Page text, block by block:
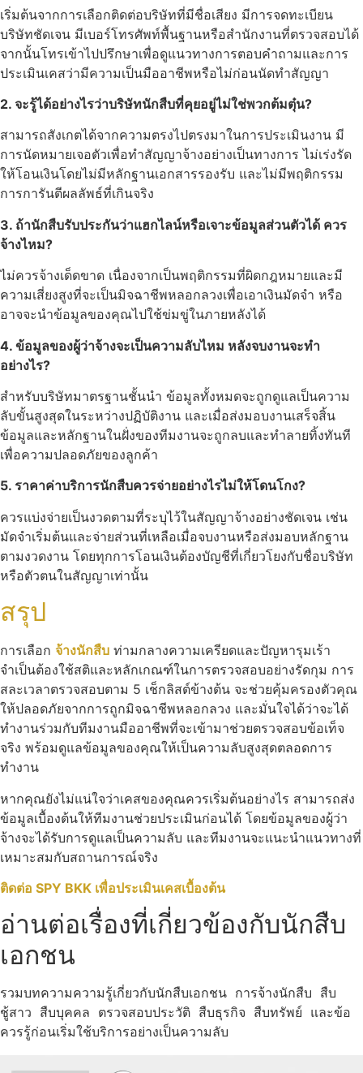
เริ่มต้นจากการเลือกติดต่อบริษัทที่มีชื่อเสียง มีการจดทะเบียน
บริษัทชัดเจน มีเบอร์โทรศัพท์พื้นฐานหรือสำนักงานที่ตรวจสอบได้
จากนั้นโทรเข้าไปปรึกษาเพื่อดูแนวทางการตอบคำถามและการ
ประเมินเคสว่ามีความเป็นมืออาชีพหรือไม่ก่อนนัดทำสัญญา
2. จะรู้ได้อย่างไรว่าบริษัทนักสืบที่คุยอยู่ไม่ใช่พวกต้มตุ๋น?
สามารถสังเกตได้จากความตรงไปตรงมาในการประเมินงาน มี
การนัดหมายเจอตัวเพื่อทำสัญญาจ้างอย่างเป็นทางการ ไม่เร่งรัด
ให้โอนเงินโดยไม่มีหลักฐานเอกสารรองรับ และไม่มีพฤติกรรม
การการันตีผลลัพธ์ที่เกินจริง
3. ถ้านักสืบรับประกันว่าแฮกไลน์หรือเจาะข้อมูลส่วนตัวได้ ควร
จ้างไหม?
ไม่ควรจ้างเด็ดขาด เนื่องจากเป็นพฤติกรรมที่ผิดกฎหมายและมี
ความเสี่ยงสูงที่จะเป็นมิจฉาชีพหลอกลวงเพื่อเอาเงินมัดจำ หรือ
อาจจะนำข้อมูลของคุณไปใช้ข่มขู่ในภายหลังได้
4. ข้อมูลของผู้ว่าจ้างจะเป็นความลับไหม หลังจบงานจะทำ
อย่างไร?
สำหรับบริษัทมาตรฐานชั้นนำ ข้อมูลทั้งหมดจะถูกดูแลเป็นความ
ลับขั้นสูงสุดในระหว่างปฏิบัติงาน และเมื่อส่งมอบงานเสร็จสิ้น
ข้อมูลและหลักฐานในฝั่งของทีมงานจะถูกลบและทำลายทิ้งทันที
เพื่อความปลอดภัยของลูกค้า
5. ราคาค่าบริการนักสืบควรจ่ายอย่างไรไม่ให้โดนโกง?
ควรแบ่งจ่ายเป็นงวดตามที่ระบุไว้ในสัญญาจ้างอย่างชัดเจน เช่น
มัดจำเริ่มต้นและจ่ายส่วนที่เหลือเมื่อจบงานหรือส่งมอบหลักฐาน
ตามงวดงาน โดยทุกการโอนเงินต้องบัญชีที่เกี่ยวโยงกับชื่อบริษัท
หรือตัวตนในสัญญาเท่านั้น
สรุป
การเลือก จ้างนักสืบ ท่ามกลางความเครียดและปัญหารุมเร้า
จำเป็นต้องใช้สติและหลักเกณฑ์ในการตรวจสอบอย่างรัดกุม การ
สละเวลาตรวจสอบตาม 5 เช็กลิสต์ข้างต้น จะช่วยคุ้มครองตัวคุณ
ให้ปลอดภัยจากการถูกมิจฉาชีพหลอกลวง และมั่นใจได้ว่าจะได้
ทำงานร่วมกับทีมงานมืออาชีพที่จะเข้ามาช่วยตรวจสอบข้อเท็จ
จริง พร้อมดูแลข้อมูลของคุณให้เป็นความลับสูงสุดตลอดการ
ทำงาน
หากคุณยังไม่แน่ใจว่าเคสของคุณควรเริ่มต้นอย่างไร สามารถส่ง
ข้อมูลเบื้องต้นให้ทีมงานช่วยประเมินก่อนได้ โดยข้อมูลของผู้ว่า
จ้างจะได้รับการดูแลเป็นความลับ และทีมงานจะแนะนำแนวทางที่
เหมาะสมกับสถานการณ์จริง
ติดต่อ SPY BKK เพื่อประเมินเคสเบื้องต้น
อ่านต่อเรื่องที่เกี่ยวข้องกับนักสืบ
เอกชน
รวมบทความความรู้เกี่ยวกับนักสืบเอกชน การจ้างนักสืบ สืบ
ชู้สาว สืบบุคคล ตรวจสอบประวัติ สืบธุรกิจ สืบทรัพย์ และข้อ
ควรรู้ก่อนเริ่มใช้บริการอย่างเป็นความลับ